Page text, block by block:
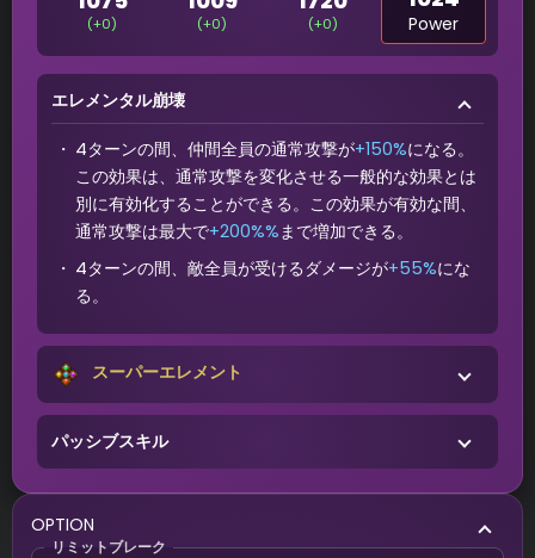
(+0) (+0) (+0) Power
エレメンタル崩壊
4ターンの間、仲間全員の通常攻撃が+150%になる。
この効果は、通常攻撃を変化させる一般的な効果とは
別に有効化することができる。この効果が有効な間、
通常攻撃は最大で+200%%まで増加できる。
4ターンの間、敵全員が受けるダメージが+55%にな
る。
スーパーエレメント
パッシブスキル
OPTION
リミットブレーク